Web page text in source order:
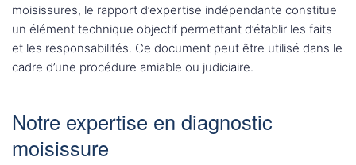
moisissures, le rapport d’expertise indépendante constitue
un élément technique objectif permettant d’établir les faits
et les responsabilités. Ce document peut être utilisé dans le
cadre d’une procédure amiable ou judiciaire.
Notre expertise en diagnostic
moisissure